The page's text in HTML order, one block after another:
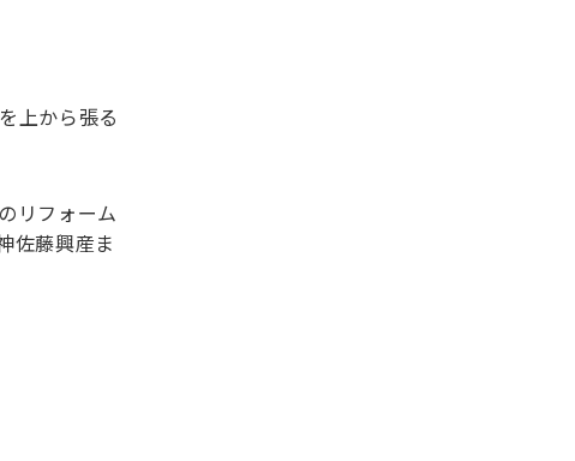
上から張る
リフォーム
佐藤興産ま